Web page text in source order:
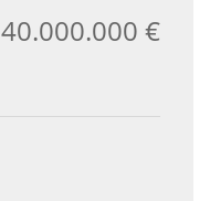
40.000.000 €